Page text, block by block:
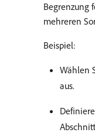
Begrenzung
mehreren
Beispiel:
Wählen
aus.
Abschnitt